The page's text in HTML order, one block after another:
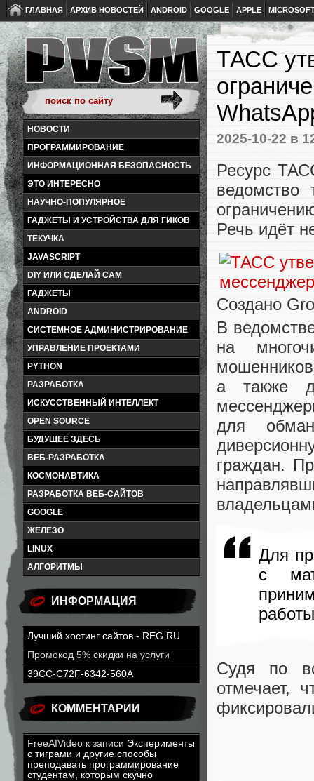
ГЛАВНАЯ АРХИВ НОВОСТЕЙ ANDROID GOOGLE APPLE
НОВОСТИ
ПРОГРАММИРОВАНИЕ
ИНФОРМАЦИОННАЯ БЕЗОПАСНОСТЬ
ЭТО ИНТЕРЕСНО
НАУЧНО-ПОПУЛЯРНОЕ
ГАДЖЕТЫ И УСТРОЙСТВА ДЛЯ ГИКОВ
ТЕКУЧКА
JAVASCRIPT
DIY ИЛИ СДЕЛАЙ САМ
ГАДЖЕТЫ
ANDROID
СИСТЕМНОЕ АДМИНИСТРИРОВАНИЕ
УПРАВЛЕНИЕ ПРОЕКТАМИ
PYTHON
РАЗРАБОТКА
ИСКУССТВЕННЫЙ ИНТЕЛЛЕКТ
OPEN SOURCE
БУДУЩЕЕ ЗДЕСЬ
ВЕБ-РАЗРАБОТКА
КОСМОНАВТИКА
РАЗРАБОТКА ВЕБ-САЙТОВ
GOOGLE
ЖЕЛЕЗО
LINUX
АЛГОРИТМЫ
ИНФОРМАЦИЯ
Лучший хостинг сайтов - REG.RU
Промокод 5% скидки на услуги
39CC-C72F-6342-560A
КОММЕНТАРИИ
FreeAIVideo к записи Эксперименты
с тиграми и другие способы
преподавать программирование
студентам, которым скучно
ТАСС
2025-10-22 в
Ресурс
ведомство
Речь идёт
Создано
В
на
а также
для
граждан.
Для
с
Судя по
отмечает,